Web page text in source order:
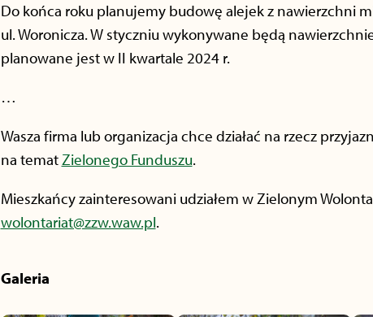
Do końca roku planujemy budowę alejek z nawierzchni
ul. Woronicza. W styczniu wykonywane będą
planowane jest w II kwartale 2024 r.
…
Wasza firma lub organizacja chce działać na rzecz
na tematZielonego Funduszu.
Mieszkańcy zainteresowani udziałem w Zielonym
wolontariat@zzw.waw.pl.
Galeria